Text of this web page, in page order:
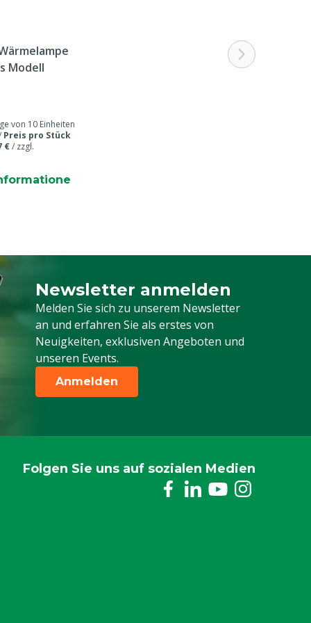
Modell
von 10 Einheiten
Preis pro Stück
€/ zzgl.
Newsletter anmelden
Melden Sie sich zu unserem Newsletter
an und erfahren Sie als erstes von
Neuigkeiten, exklusiven Angeboten und
unseren Events.
Melden Sie sich für unseren Newsletter
Anmelden
Folgen Sie uns auf sozialen Medien